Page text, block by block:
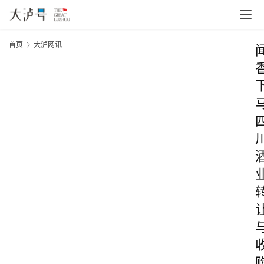
首页 大泸网讯